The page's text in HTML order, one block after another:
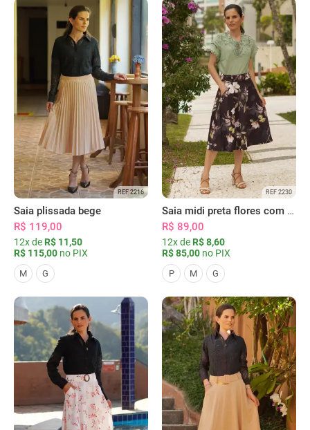
REF 2216
Saia plissada bege
R$ 119,00
12x de R$ 11,50
R$ 115,00 no PIX
M G
REF 2230
Saia midi preta flores com bolsos
R$ 89,00
12x de R$ 8,60
R$ 85,00 no PIX
P M G